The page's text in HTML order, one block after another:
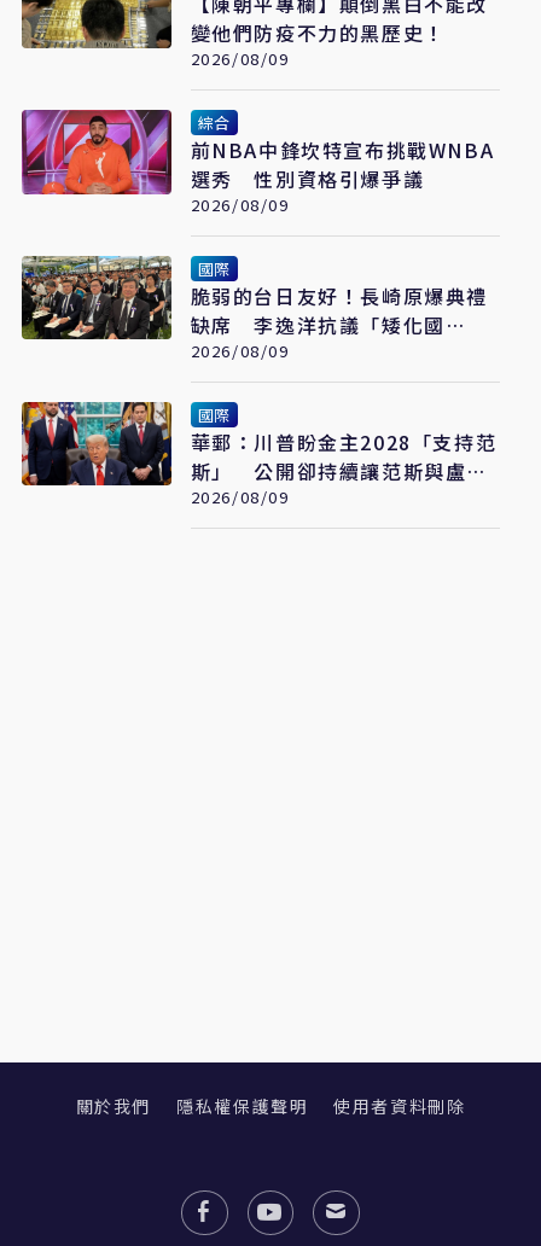
變他們防疫不力的黑歷史！
2026/08/09
綜合
前NBA中鋒坎特宣布挑戰WNBA
選秀 性別資格引爆爭議
2026/08/09
國際
脆弱的台日友好！長崎原爆典禮
缺席 李逸洋抗議「矮化國
格」：日媒揭長崎特殊安排
2026/08/09
國際
華郵：川普盼金主2028「支持范
斯」 公開卻持續讓范斯與盧比
奧較勁接班
2026/08/09
關於我們 隱私權保護聲明 使用者資料刪除